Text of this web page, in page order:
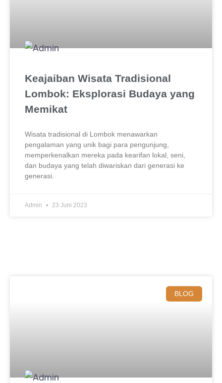
Keajaiban Wisata Tradisional
Lombok: Eksplorasi Budaya yang
Memikat
Wisata tradisional di Lombok menawarkan
pengalaman yang unik bagi para pengunjung,
memperkenalkan mereka pada kearifan lokal, seni,
dan budaya yang telah diwariskan dari generasi ke
generasi.
Admin 23 Juni 2023
BLOG